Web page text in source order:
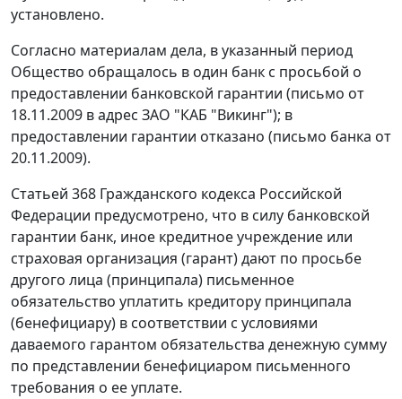
установлено.
Согласно материалам дела, в указанный период
Общество обращалось в один банк с просьбой о
предоставлении банковской гарантии (письмо от
18.11.2009 в адрес ЗАО "КАБ "Викинг"); в
предоставлении гарантии отказано (письмо банка от
20.11.2009).
Статьей 368 Гражданского кодекса Российской
Федерации предусмотрено, что в силу банковской
гарантии банк, иное кредитное учреждение или
страховая организация (гарант) дают по просьбе
другого лица (принципала) письменное
обязательство уплатить кредитору принципала
(бенефициару) в соответствии с условиями
даваемого гарантом обязательства денежную сумму
по представлении бенефициаром письменного
требования о ее уплате.